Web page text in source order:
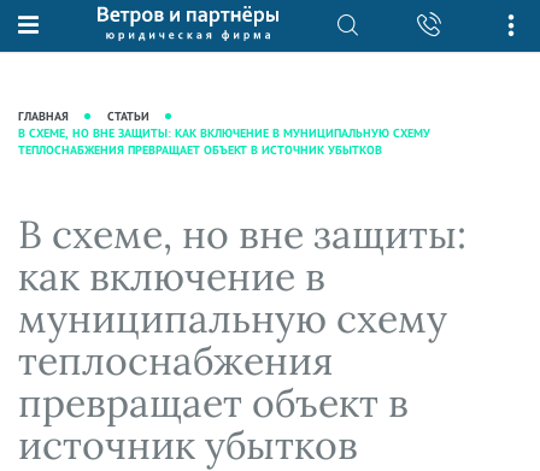
О нас
Рекомендации
Преимущества юридической
фирмы
Кейсы
Вакансии
Юридические услуги
Интеллектуальная собственность
Сопровождение бизнеса
Ведение уголовных дел
Защита активов
Ведение дел о банкротстве
База знаний
практики"
Аудиоподкасты
Видеоподкасты
Справочная
Вопросы-ответы
Вебинары и семинары
Прямые эфиры
ГЛАВНАЯ
СТАТЬИ
В СХЕМЕ, НО ВНЕ ЗАЩИТЫ: КАК ВКЛЮЧЕНИЕ В МУНИЦИПАЛЬНУЮ СХЕМУ
ТЕПЛОСНАБЖЕНИЯ ПРЕВРАЩАЕТ ОБЪЕКТ В ИСТОЧНИК УБЫТКОВ
В схеме, но вне защиты:
как включение в
муниципальную схему
теплоснабжения
превращает объект в
источник убытков